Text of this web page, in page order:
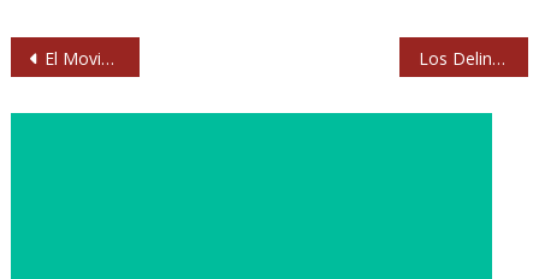
Navegación
El Movistar Arena de Madrid amplía su aforo hasta 20.008 espectadores en conciertos Los Delinqüentes se reúnen para una gira en 2026 que celebra el 25 aniversario de su debut